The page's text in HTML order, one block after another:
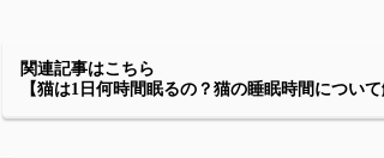
関連記事はこちら
【猫は1日何時間眠るの？猫の睡眠時間について